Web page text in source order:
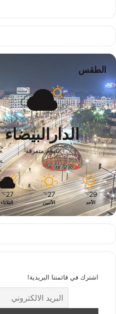
الطقس
الدارالبيضاء
غيوم متفرقة
29
℃
الأحد
27
℃
الأثنين
27
℃
الثلاثاء
اشترك في قائمتنا البريدية!